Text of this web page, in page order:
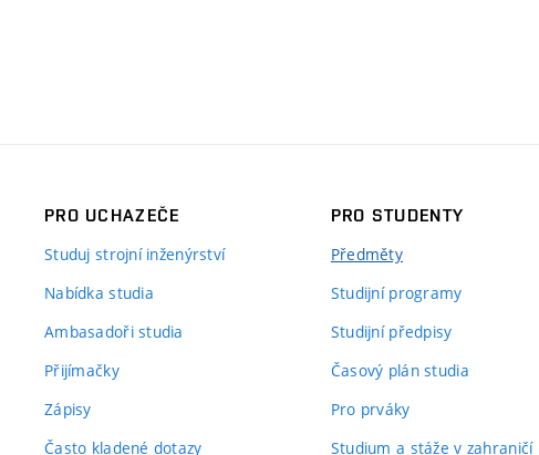
PRO UCHAZEČE
Studuj strojní inženýrství
Nabídka studia
Ambasadoři studia
Přijímačky
Zápisy
Často kladené dotazy
PRO STUDENTY
Předměty
Studijní programy
Studijní předpisy
Časový plán studia
Pro prváky
Studium a stáže v zahraničí